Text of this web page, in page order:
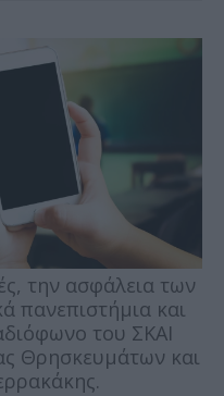
την ασφάλεια των
πανεπιστήμια και
του ΣΚΑΙ
Θρησκευμάτων και